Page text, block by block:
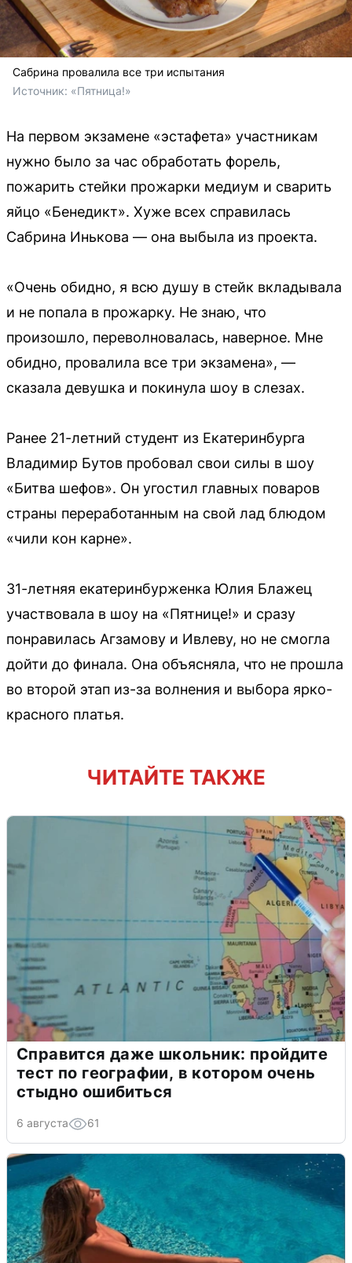
Сабрина провалила все три испытания
Источник: «Пятница!»
На первом экзамене «эстафета» участникам
нужно было за час обработать форель,
пожарить стейки прожарки медиум и сварить
яйцо «Бенедикт». Хуже всех справилась
Сабрина Инькова — она выбыла из проекта.
«Очень обидно, я всю душу в стейк вкладывала
и не попала в прожарку. Не знаю, что
произошло, переволновалась, наверное. Мне
обидно, провалила все три экзамена», —
сказала девушка и покинула шоу в слезах.
Ранее 21-летний студент из Екатеринбурга
Владимир Бутов пробовал свои силы в шоу
«Битва шефов». Он угостил главных поваров
страны переработанным на свой лад блюдом
«чили кон карне».
31-летняя екатеринбурженка Юлия Блажец
участвовала в шоу на «Пятнице!» и сразу
понравилась Агзамову и Ивлеву, но не смогла
дойти до финала. Она объясняла, что не прошла
во второй этап из-за волнения и выбора ярко-
красного платья.
ЧИТАЙТЕ ТАКЖЕ
Справится даже школьник: пройдите
тест по географии, в котором очень
стыдно ошибиться
6 августа 61